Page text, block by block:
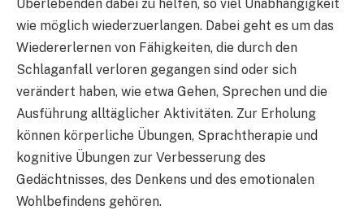
Überlebenden dabei zu helfen, so viel Unabhängigkeit
wie möglich wiederzuerlangen. Dabei geht es um das
Wiedererlernen von Fähigkeiten, die durch den
Schlaganfall verloren gegangen sind oder sich
verändert haben, wie etwa Gehen, Sprechen und die
Ausführung alltäglicher Aktivitäten. Zur Erholung
können körperliche Übungen, Sprachtherapie und
kognitive Übungen zur Verbesserung des
Gedächtnisses, des Denkens und des emotionalen
Wohlbefindens gehören.